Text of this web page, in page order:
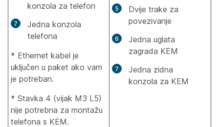
konzola za telefon
Jedna konzola
telefona
* Ethernet kabel je
uključen u paket ako vam
je potreban.
* Stavka 4 (vijak M3 L5)
nije potrebna za montažu
telefona s KEM.
Dvije trake za
povezivanje
Jedna uglata
zagrada KEM
Jedna zidna
konzola za KEM